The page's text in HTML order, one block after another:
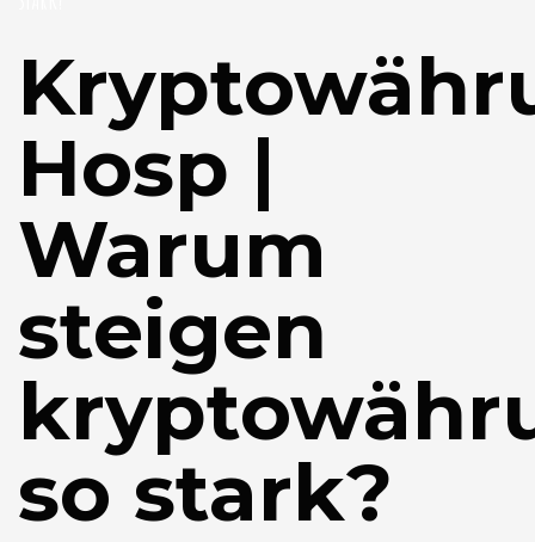
Hosp |
Warum
steigen
so stark?